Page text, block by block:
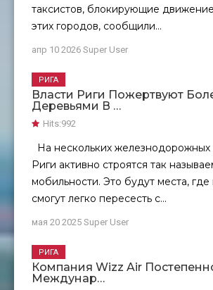
таксистов, блокирующие
этих городов, сообщили...
апр 10 2026 Super User
Власти Риги Пожертвуют
Деревьями В …
Hits:992
На нескольких железнодорожных
Риги активно строятся так
мобильности. Это будут места,
смогут легко пересесть с...
мая 20 2025
РИГА
Super User
Компания Wizz Air
Междунар…
РИГА